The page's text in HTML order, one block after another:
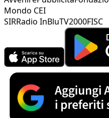
Mondo CEI
SIRRadio InBluTV2000FISC